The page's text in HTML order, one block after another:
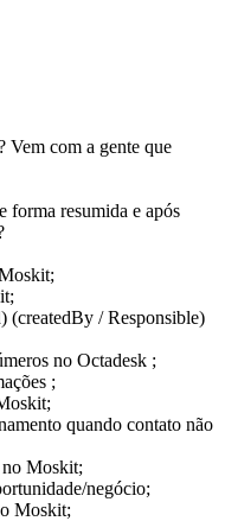
Vem com a gente que
forma resumida e após
(createdBy / Responsible)
no Octadesk ;
;
quando contato não
no Moskit;
negócio;
Moskit;